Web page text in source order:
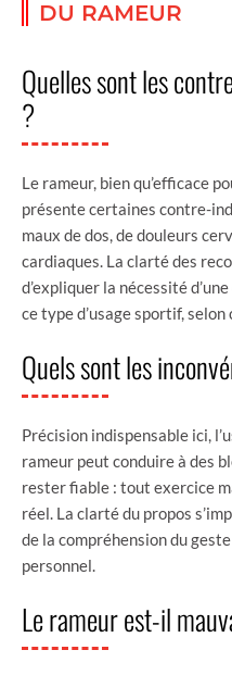
DU RAMEUR
Quelles sont les
?
Le rameur, bien qu’efficace
présente certaines contre-
maux de dos, de douleurs
cardiaques. La clarté des
d’expliquer la nécessité
ce type d’usage sportif, selon
Quels sont les
Précision indispensable ici,
rameur peut conduire à des
rester fiable : tout exercice
réel. La clarté du propos
de la compréhension du
personnel.
Le rameur est-il